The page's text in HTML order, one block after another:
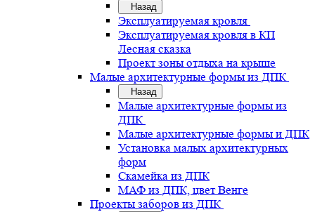
Назад
Эксплуатируемая кровля
Эксплуатируемая кровля в КП
Лесная сказка
Проект зоны отдыха на крыше
Малые архитектурные формы из ДПК
Назад
Малые архитектурные формы из
ДПК
Малые архитектурные формы и ДПК
Установка малых архитектурных
форм
Скамейка из ДПК
МАФ из ДПК, цвет Венге
Проекты заборов из ДПК